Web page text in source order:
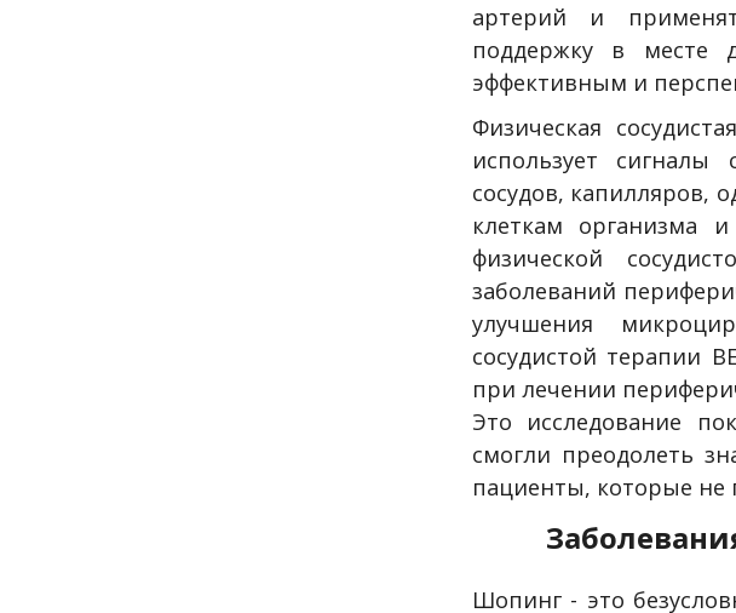
артерий и
поддержку в месте
эффективным и
Физическая
использует
сосудов, капилляров,
клеткам организма
физической
заболеваний
улучшения
сосудистой терапии
при лечении
Это исследование
смогли преодолеть
пациенты, которые не
Шопинг - это